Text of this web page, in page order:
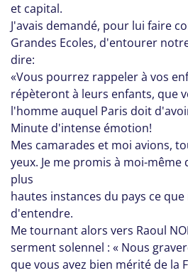
et capital.
J'avais demandé, pour lui faire
Grandes Ecoles, d'entourer
dire:
«Vous pourrez rappeler à vos
répèteront à leurs enfants, que
l'homme auquel Paris doit
Minute d'intense émotion!
Mes camarades et moi avions,
yeux. Je me promis à moi-même
plus
hautes instances du pays ce
d'entendre.
Me tournant alors vers Raoul
serment solennel : « Nous
que vous avez bien mérité de la